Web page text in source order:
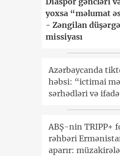
yoxsa “məlumat
- Zəngilan
missiyası
Azərbaycanda
həbsi: “ictimai
sərhədləri və ifadə
ABŞ-nin TRIPP+
rəhbəri
aparır: